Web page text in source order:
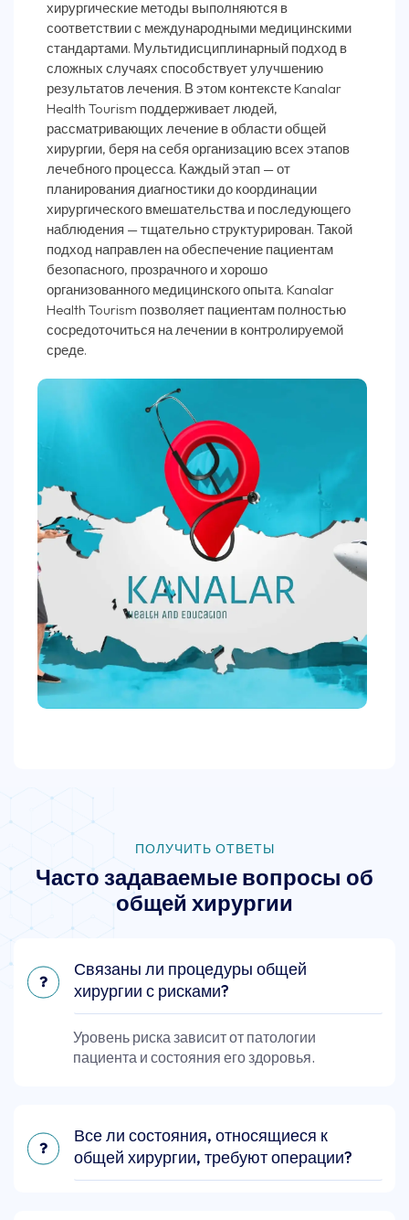
хирургические методы выполняются в
соответствии с международными медицинскими
стандартами. Мультидисциплинарный подход в
сложных случаях способствует улучшению
результатов лечения. В этом контексте Kanalar
Health Tourism поддерживает людей,
рассматривающих лечение в области общей
хирургии, беря на себя организацию всех этапов
лечебного процесса. Каждый этап — от
планирования диагностики до координации
хирургического вмешательства и последующего
наблюдения — тщательно структурирован. Такой
подход направлен на обеспечение пациентам
безопасного, прозрачного и хорошо
организованного медицинского опыта. Kanalar
Health Tourism позволяет пациентам полностью
сосредоточиться на лечении в контролируемой
среде.
ПОЛУЧИТЬ ОТВЕТЫ
Часто задаваемые вопросы об
общей хирургии
Связаны ли процедуры общей
хирургии с рисками?
Уровень риска зависит от патологии
пациента и состояния его здоровья.
Все ли состояния, относящиеся к
общей хирургии, требуют операции?